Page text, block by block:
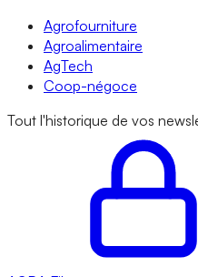
Agrofourniture
Agroalimentaire
AgTech
Coop-négoce
Tout l'historique de vos